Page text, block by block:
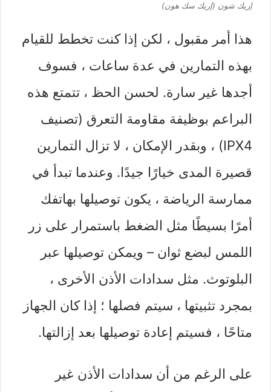
إريك شون (إريك سك هون)
هذا أمر مقبول ، لكن إذا كنت تخطط للقيام
بهذه التمارين في عدة ساعات ، فسوف
أجدها غير سارة. لحسن الحظ ، تتمتع هذه
البراعم بوظيفة مقاومة التعرق (تصنيف
IPX4) ، وبقدر الإمكان ، لا تزال التمارين
قصيرة المدى خيارًا جيدًا. وعندما تبدأ في
ممارسة الرياضة ، يكون توصيلها بهاتفك
أمرًا بسيطًا مثل الضغط باستمرار على زر
اللمس لبضع ثوان – ويمكن توصيلها عبر
البلوتوث. مثل سدادات الأذن الأخرى ،
بمجرد تثبيتها ، سيتم فصلها ؛ إذا كان الجهاز
متاحًا ، فسيتم إعادة توصيلها بعد إزالتها.
على الرغم من أن سدادات الأذن غير